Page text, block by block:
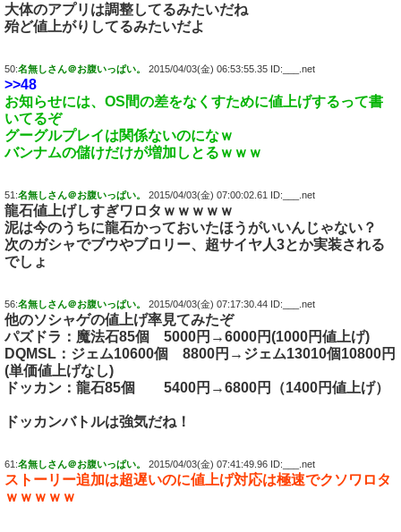
大体のアプリは調整してるみたいだね
殆ど値上がりしてるみたいだよ
50:名無しさん＠お腹いっぱい。 2015/04/03(金) 06:53:55.35 ID:___.net
>>48
お知らせには、OS間の差をなくすために値上げするって書
いてるぞ
グーグルプレイは関係ないのになｗ
バンナムの儲けだけが増加しとるｗｗｗ
51:名無しさん＠お腹いっぱい。 2015/04/03(金) 07:00:02.61 ID:___.net
龍石値上げしすぎワロタｗｗｗｗｗ
泥は今のうちに龍石かっておいたほうがいいんじゃない？
次のガシャでブウやブロリー、超サイヤ人3とか実装される
でしょ
56:名無しさん＠お腹いっぱい。 2015/04/03(金) 07:17:30.44 ID:___.net
他のソシャゲの値上げ率見てみたぞ
パズドラ：魔法石85個 5000円→6000円(1000円値上げ)
DQMSL：ジェム10600個 8800円→ジェム13010個10800円
(単価値上げなし)
ドッカン：龍石85個 5400円→6800円（1400円値上げ）
ドッカンバトルは強気だね！
61:名無しさん＠お腹いっぱい。 2015/04/03(金) 07:41:49.96 ID:___.net
ストーリー追加は超遅いのに値上げ対応は極速でクソワロタ
ｗｗｗｗｗ